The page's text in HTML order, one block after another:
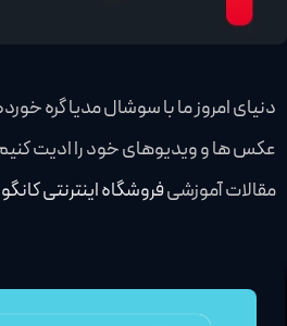
دنیای امروز ما با سوشال مدیا گره
عکس ها و ویدیوهای خود را ادیت کنیم
مقالات آموزشیفروشگاه اینترنتی